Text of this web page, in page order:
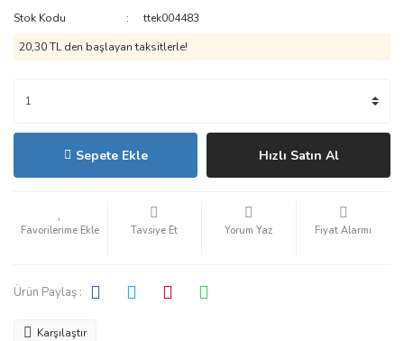
Stok Kodu
ttek004483
20,30 TL den başlayan taksitlerle!
Sepete Ekle Hızlı Satın Al
Tavsiye Et Yorum Yaz Fiyat Alarmı
Ürün Paylaş :
Karşılaştır